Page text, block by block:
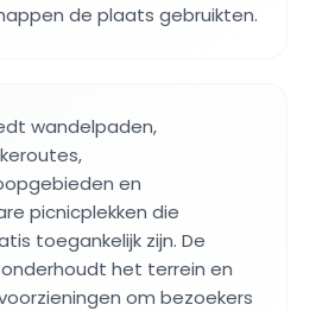
de plaats gebruikten.
wandelpaden,
en
picnicplekken die
toegankelijk zijn. De
het terrein en
om bezoekers